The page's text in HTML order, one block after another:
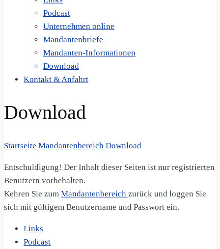
Podcast
Unternehmen online
Mandantenbriefe
Mandanten-Informationen
Download
Kontakt & Anfahrt
Download
Startseite Mandantenbereich Download
Entschuldigung! Der Inhalt dieser Seiten ist nur registrierten
Benutzern vorbehalten.
Kehren Sie zum Mandantenbereich zurück und loggen Sie
sich mit gültigem Benutzername und Passwort ein.
Links
Podcast